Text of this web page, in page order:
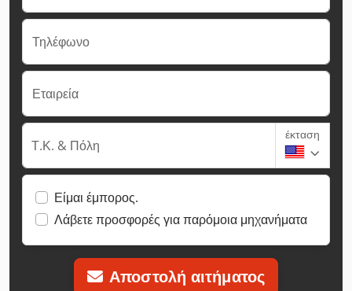
Τηλέφωνο
Εταιρεία
Τ.Κ. & Πόλη
έκταση
Είμαι έμπορος.
Λάβετε προσφορές για παρόμοια μηχανήματα
Αποστολή αιτήματος